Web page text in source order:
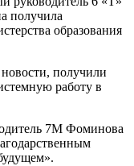
получила
образования
получили
работу в
7М Фоминова